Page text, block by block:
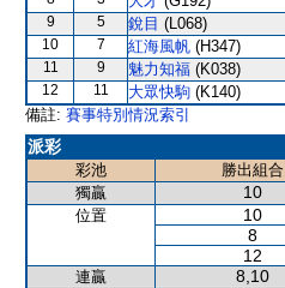
9
5 銳目 (L068)
10
7 紅海風帆 (H347)
11
9 魅力知福 (K038)
12
11 大眾快駒 (K140)
備註: 賽事特別情況索引
派彩
彩池 勝出組合
獨贏
10
位置 10
8
12
連贏 8,10